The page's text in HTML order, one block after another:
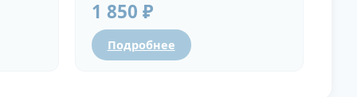
1 850 ₽
Подробнее